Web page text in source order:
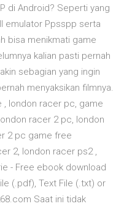
di Android? Seperti yang
emulator Ppsspp serta
bisa menikmati game
kalian pasti pernah
sebagian yang ingin
menyaksikan filmnya.
, london racer pc, game
racer 2 pc, london
2 pc game free
2, london racer ps2 ,
- Free ebook download
(.pdf), Text File (.txt) or
Saat ini tidak